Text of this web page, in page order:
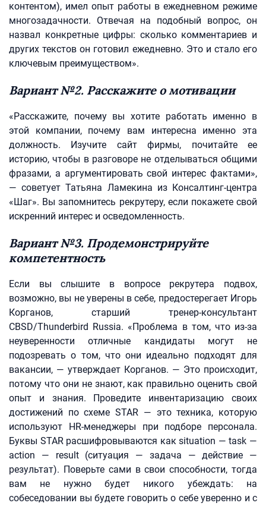
контентом), имел опыт работы в ежедневном режиме
многозадачности. Отвечая на подобный вопрос, он
назвал конкретные цифры: сколько комментариев и
других текстов он готовил ежедневно. Это и стало его
ключевым преимуществом».
Вариант №2. Расскажите о мотивации
«Расскажите, почему вы хотите работать именно в
этой компании, почему вам интересна именно эта
должность. Изучите сайт фирмы, почитайте ее
историю, чтобы в разговоре не отделываться общими
фразами, а аргументировать свой интерес фактами»,
— советует Татьяна Ламекина из Консалтинг-центра
«Шаг». Вы запомнитесь рекрутеру, если покажете свой
искренний интерес и осведомленность.
Вариант №3. Продемонстрируйте
компетентность
Если вы слышите в вопросе рекрутера подвох,
возможно, вы не уверены в себе, предостерегает Игорь
Корганов, старший тренер-консультант
CBSD/Thunderbird Russia. «Проблема в том, что из-за
неуверенности отличные кандидаты могут не
подозревать о том, что они идеально подходят для
вакансии, — утверждает Корганов. — Это происходит,
потому что они не знают, как правильно оценить свой
опыт и знания. Проведите инвентаризацию своих
достижений по схеме STAR — это техника, которую
используют HR-менеджеры при подборе персонала.
Буквы STAR расшифровываются как situation — task —
action — result (ситуация — задача — действие —
результат). Поверьте сами в свои способности, тогда
вам не нужно будет никого убеждать: на
собеседовании вы будете говорить о себе уверенно и с